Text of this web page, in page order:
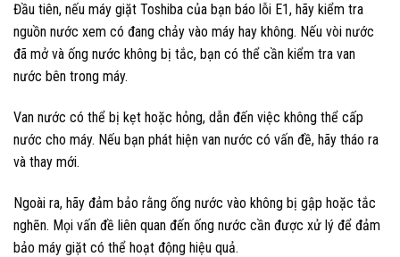
Đầu tiên, nếu máy giặt Toshiba của bạn báo lỗi E1, hãy kiểm tra
nguồn nước xem có đang chảy vào máy hay không. Nếu vòi nước
đã mở và ống nước không bị tắc, bạn có thể cần kiểm tra van
nước bên trong máy.
Van nước có thể bị kẹt hoặc hỏng, dẫn đến việc không thể cấp
nước cho máy. Nếu bạn phát hiện van nước có vấn đề, hãy tháo ra
và thay mới.
Ngoài ra, hãy đảm bảo rằng ống nước vào không bị gập hoặc tắc
nghẽn. Mọi vấn đề liên quan đến ống nước cần được xử lý để đảm
bảo máy giặt có thể hoạt động hiệu quả.